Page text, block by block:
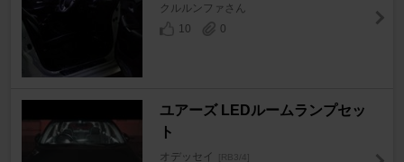
クルルンファさん
10
0
ユアーズ LEDルームランプセッ
ト
オデッセイ [RB3/4]